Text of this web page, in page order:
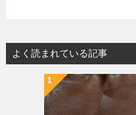
よく読まれている記事